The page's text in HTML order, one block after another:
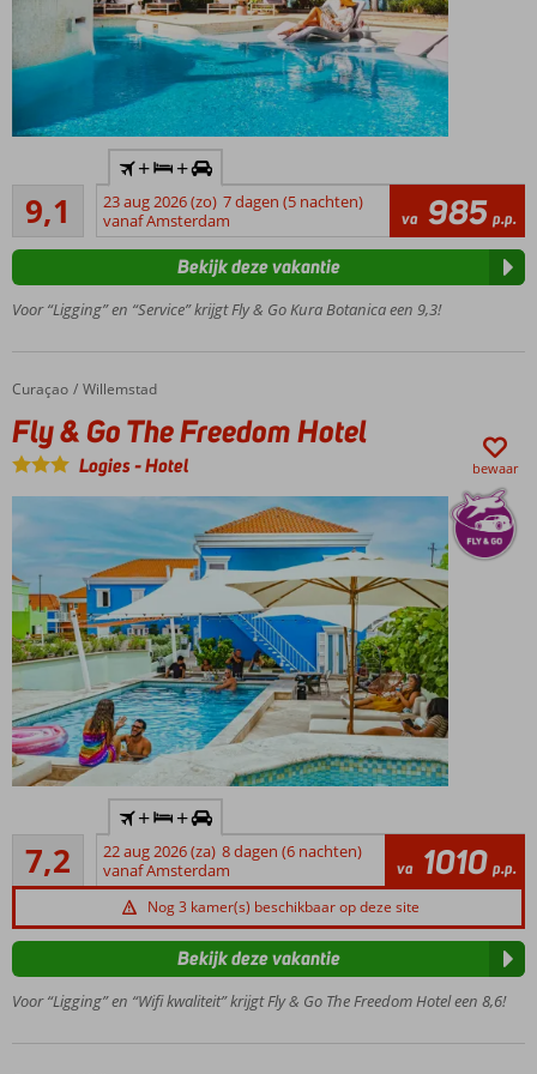
Only
Adult:
16 jaar
o.b.v.
Logies
ontbijt of
Halfpension
mogelijk
Uniek,
historisch
boutique
Midden in
Luxe
kamers,
eigen
karakter
Persoonlijke
gastvrijheid
Only
adult
hotel;
min.
leeftijd
18 jaar
9,1Uitstekend
340
beoordelingen
+ +
23 aug 2026 (zo) 7 dagen (5 nachten)
vanaf Amsterdam
va 985 p.p.
Voor “Ligging” en “Service” krijgt Fly & Go Kura Botanica een 9,3!
Bekijk deze vakantie
Home
Curaçao Willemstad
Fly & Go The Freedom Hotel
Fly & Go The Freedom Hotel
Logies-Hotel bewaar
Voor
de
reiziger
en de
digital
nomad!
volledig
7,2
Voldoende/goed
104
beoordelingen
+ +
22 aug 2026 (za) 8 dagen (6 nachten)
vanaf Amsterdam
va 1010 p.p.
Nog 3 kamer(s) beschikbaar op deze site
Voor “Ligging” en “Wifi kwaliteit” krijgt Fly & Go The Freedom Hotel een 8,6!
Bekijk deze vakantie